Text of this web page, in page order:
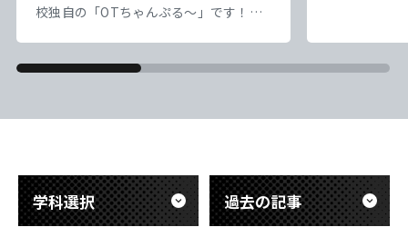
校独自の「OTちゃんぷる～」です！！
しています。 「OTちゃんぷる～」は、
ことを目的とした取り組みです。 2年生
ベントに取り組んだり
ろ、10日を
一日一日を
学科選択 過去の記事